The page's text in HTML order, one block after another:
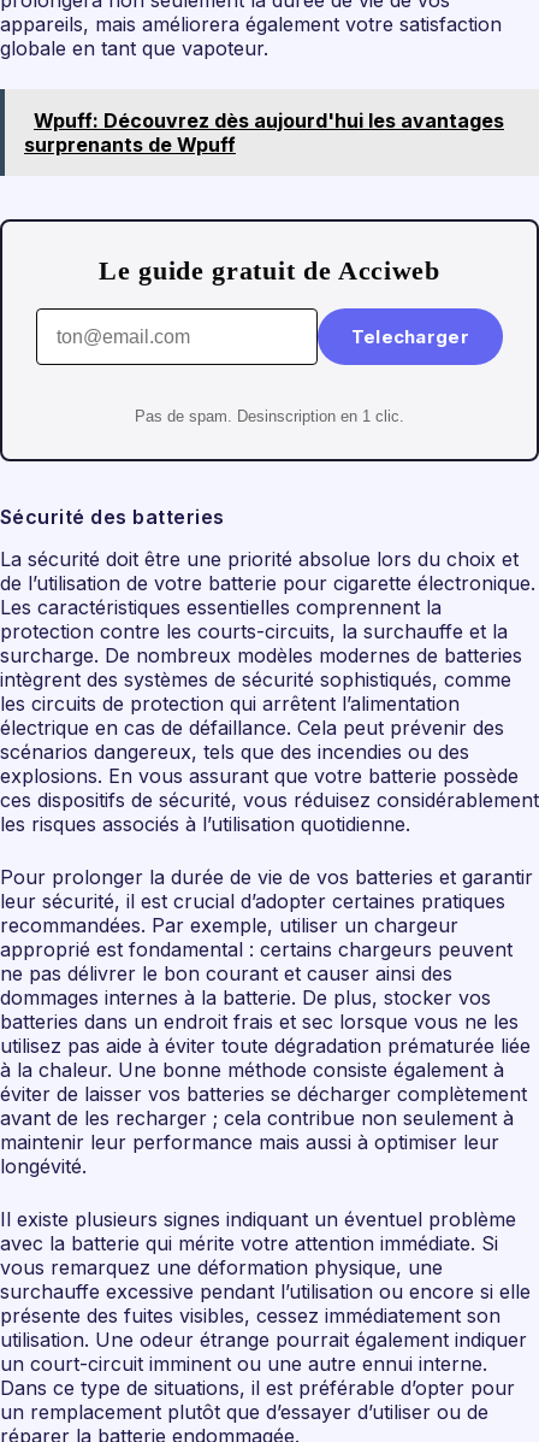
appareils, mais améliorera également votre satisfaction
globale en tant que vapoteur.
Wpuff: Découvrez dès aujourd'hui les avantages
surprenants de Wpuff
Le guide gratuit de Acciweb
Telecharger
Pas de spam. Desinscription en 1 clic.
Sécurité des batteries
La sécurité doit être une priorité absolue lors du choix et
de l’utilisation de votre batterie pour cigarette électronique.
Les caractéristiques essentielles comprennent la
protection contre les courts-circuits, la surchauffe et la
surcharge. De nombreux modèles modernes de batteries
intègrent des systèmes de sécurité sophistiqués, comme
les circuits de protection qui arrêtent l’alimentation
électrique en cas de défaillance. Cela peut prévenir des
scénarios dangereux, tels que des incendies ou des
explosions. En vous assurant que votre batterie possède
ces dispositifs de sécurité, vous réduisez considérablement
les risques associés à l’utilisation quotidienne.
Pour prolonger la durée de vie de vos batteries et garantir
leur sécurité, il est crucial d’adopter certaines pratiques
recommandées. Par exemple, utiliser un chargeur
approprié est fondamental : certains chargeurs peuvent
ne pas délivrer le bon courant et causer ainsi des
dommages internes à la batterie. De plus, stocker vos
batteries dans un endroit frais et sec lorsque vous ne les
utilisez pas aide à éviter toute dégradation prématurée liée
à la chaleur. Une bonne méthode consiste également à
éviter de laisser vos batteries se décharger complètement
avant de les recharger ; cela contribue non seulement à
maintenir leur performance mais aussi à optimiser leur
longévité.
Il existe plusieurs signes indiquant un éventuel problème
avec la batterie qui mérite votre attention immédiate. Si
vous remarquez une déformation physique, une
surchauffe excessive pendant l’utilisation ou encore si elle
présente des fuites visibles, cessez immédiatement son
utilisation. Une odeur étrange pourrait également indiquer
un court-circuit imminent ou une autre ennui interne.
Dans ce type de situations, il est préférable d’opter pour
un remplacement plutôt que d’essayer d’utiliser ou de
réparer la batterie endommagée.